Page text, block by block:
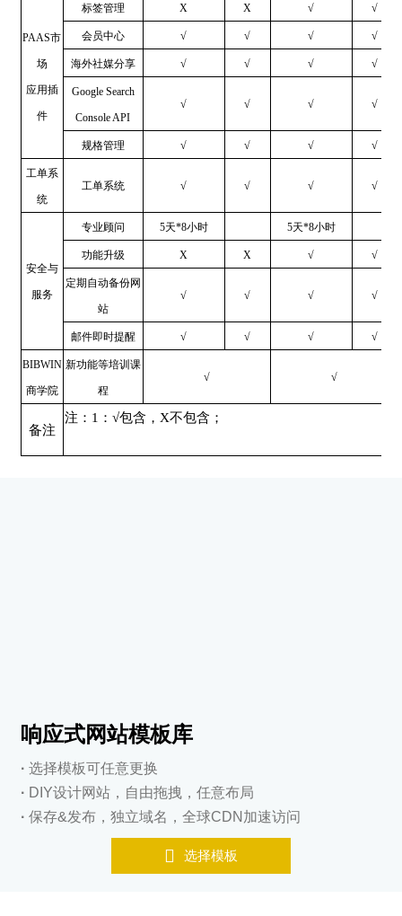
PAAS市
场
应用插
件
标签管理 X X √ √
会员中心 √ √ √ √
海外社媒分享 √ √ √ √
Google Search
Console API
√ √ √ √
规格管理 √ √ √ √
工单系
统
工单系统 √ √ √ √
安全与
服务
专业顾问 5天*8小时 5天*8小时
功能升级 X X √ √
定期自动备份网
站
√ √ √ √
邮件即时提醒 √ √ √ √
BIBWIN
商学院
新功能等培训课
程
√ √
备注
注：1：√包含，X不包含；
响应式网站模板库
· 选择模板可任意更换
· DIY设计网站，自由拖拽，任意布局
· 保存&发布，独立域名，全球CDN加速访问
 选择模板